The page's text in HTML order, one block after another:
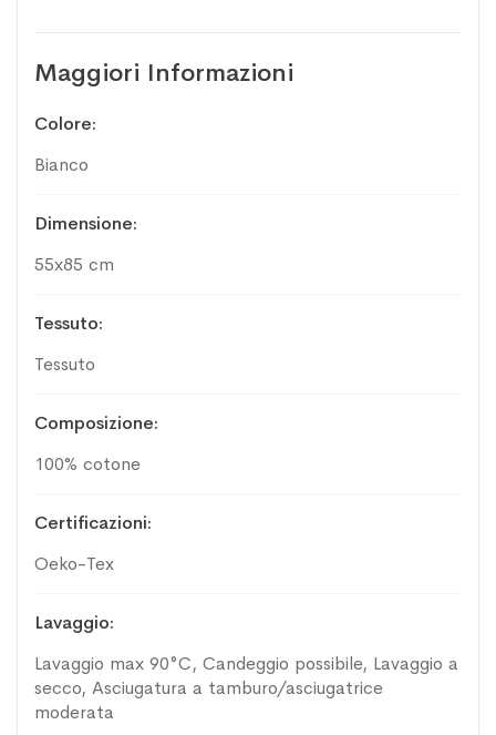
Maggiori Informazioni
Informazioni
Colore
Bianco
Dimensione
55x85 cm
Tessuto
Tessuto
Composizione
100% cotone
Certificazioni
Oeko-Tex
Lavaggio
Lavaggio max 90°C, Candeggio possibile, Lavaggio a
secco, Asciugatura a tamburo/asciugatrice
moderata